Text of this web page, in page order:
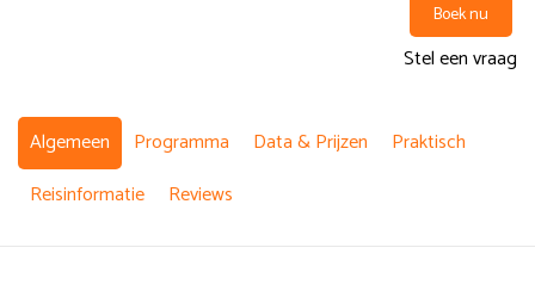
Boek nu
Stel een vraag
Algemeen Programma Data & Prijzen
Praktisch
Reisinformatie
Reviews